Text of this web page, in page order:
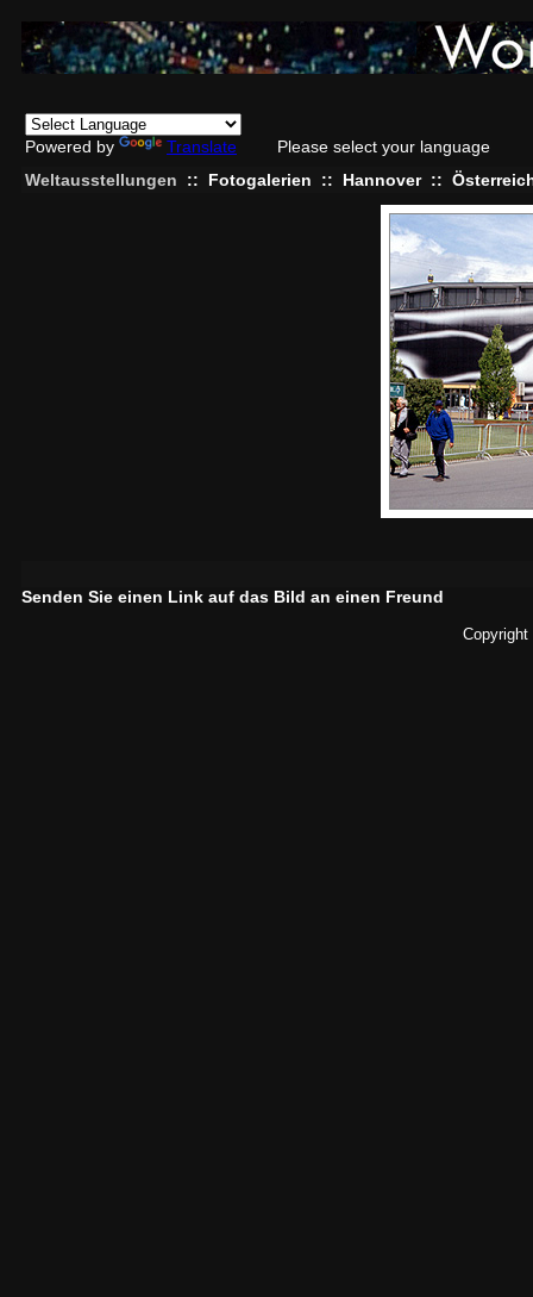
Powered by Translate
Please select your language
Weltausstellungen
:: Fotogalerien :: Hannover ::
Senden Sie einen Link auf das Bild an einen Freund